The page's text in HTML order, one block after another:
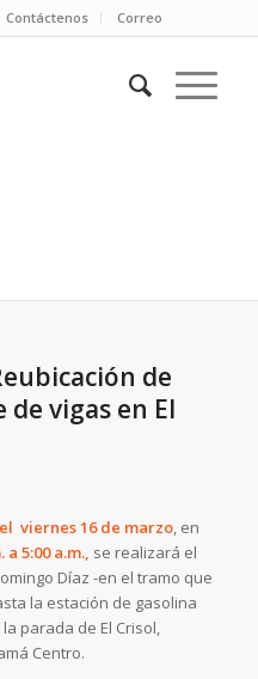
Contáctenos Correo
de
vigas en El
viernes 16 de marzo, en
a 5:00 a.m., se realizará el
Díaz -en el tramo que
la estación de gasolina
parada de El Crisol,
Centro.